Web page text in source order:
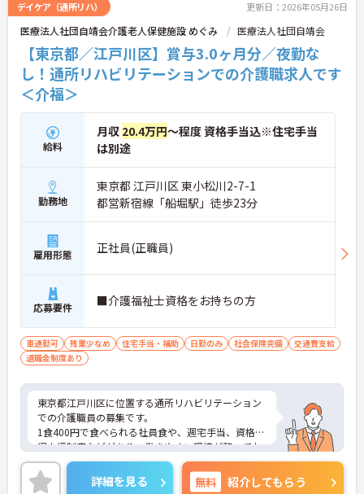
デイケア（通所リハ） 更新日：2026年05月26日
医療法人社団自靖会介護老人保健施設 めぐみ 医療法人社団自靖会
【東京都／江戸川区】賞与3.0ヶ月分／夜勤な
し！通所リハビリテーションでの介護職求人です
＜介福＞
給料
月収 20.4万円～程度 資格手当込※住宅手当
は別途
勤務地
東京都 江戸川区 東小松川2-7-1
都営新宿線「船堀駅」徒歩23分
雇用形態 正社員(正職員)
応募要件 ■介護福祉士資格をお持ちの方
車通勤可 残業少なめ 住宅手当・補助 日勤のみ 社会保険完備
交通費支給
退職金制度あり
東京都江戸川区に位置する通所リハビリテーション
での介護職員の募集です。
1食400円で食べられる社員食や、週宅手当、資格取
得支援制度などがあり、働きやすい環境が整ってお
ります☆
ご興味のある方はお気軽にお問い合わせ下さい。
詳細を見る 無料 紹介してもらう